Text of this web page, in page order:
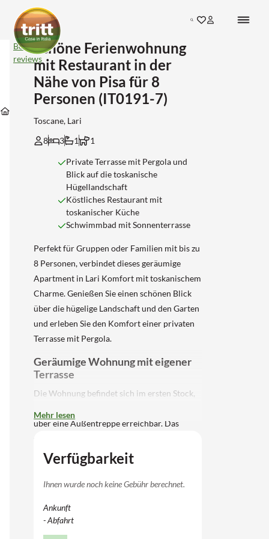
Search
Unterkünfte
Toscane
Unterkünfte
Pisa
Unterkünfte
Lari
Schöne
Ferienwohnung
mit
Restaurant
in
der
Nähe
von
Pisa
für
8
Personen
(IT0191-
7)
Bekijk
reviews
Schöne Ferienwohnung
mit Restaurant in der
Nähe von Pisa für 8
Personen (IT0191-7)
Toscane, Lari
8
3 1 1
Private Terrasse mit Pergola und
Blick auf die toskanische
Hügellandschaft
Köstliches Restaurant mit
toskanischer Küche
Schwimmbad mit Sonnenterrasse
Perfekt für Gruppen oder Familien mit bis zu
8 Personen, verbindet dieses geräumige
Apartment in Lari Komfort mit toskanischem
Charme. Genießen Sie einen schönen Blick
über die hügelige Landschaft und den Garten
und erleben Sie den Komfort einer privaten
Terrasse mit Pergola.
Geräumige Wohnung mit eigener
Terrasse
Die Wohnung befindet sich im ersten Stock,
über eine Außentreppe erreichbar. Das
Doppelschlafsofa, einen Kamin, Sat-TV und
einen Essbereich. Der Küchenbereich ist
komplett ausgestattet mit einem 3-Flammen-
Gefrierfach, Backofen, Geschirrspüler und
Mehr lesen
Verfügbarkeit
Ihnen wurde noch keine Gebühr berechnet.
Ankunft
- Abfahrt